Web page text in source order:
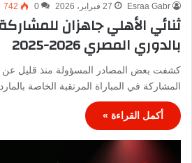
Esraa Gabr 27 فبراير، 2026 0
742
ثنائي الأهلي جاهزان
بالدوري المصري 2026-2025
كشفت بعض المصادر المسؤولة منذ قليل عن
المشاركة في المباراة المرتقبة الخاصة
أكمل القراءة »